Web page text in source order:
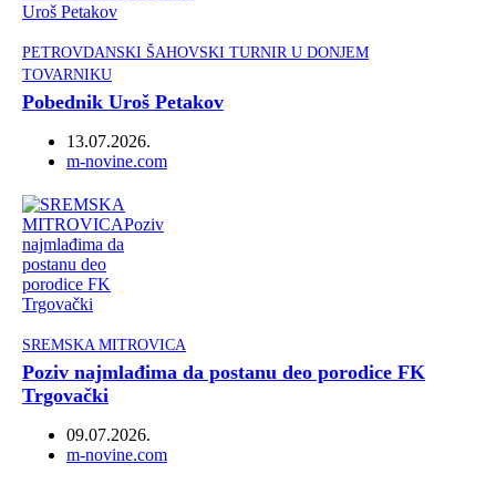
PETROVDANSKI ŠAHOVSKI TURNIR U DONJEM
TOVARNIKU
Pobednik Uroš Petakov
13.07.2026.
Author
m-novine.com
SREMSKA MITROVICA
Poziv najmlađima da postanu deo porodice FK
Trgovački
09.07.2026.
Author
m-novine.com